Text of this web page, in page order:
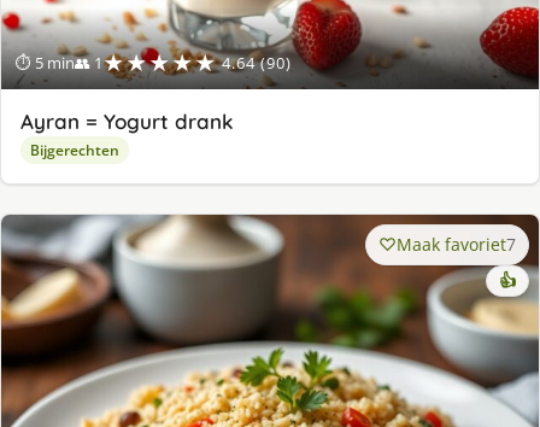
⏱ 5 min👥 1★★★★★ 4.64 (90)
Ayran = Yogurt drank
Bijgerechten
Maak favoriet7
👍